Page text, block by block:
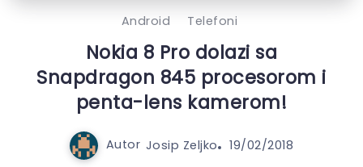
Android Telefoni
Nokia 8 Pro dolazi sa
Snapdragon 845 procesorom i
penta-lens kamerom!
Autor Josip Zeljko 19/02/2018